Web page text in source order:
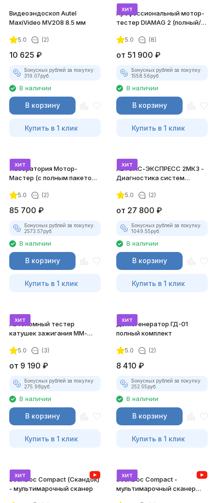
Видеоэндоскоп Autel
MaxiVideo MV208 8.5 мм
5.0 (2)
10 625 ₽
Бонусных рублей за покупку:
319.07руб.
В наличии
В корзину
Купить в 1 клик
хит
Профессиональный мотор-
тестер DIAMAG 2 (полный/
5.0 (8)
от 51 900 ₽
Бонусных рублей за покупку:
1558.56руб.
В наличии
В корзину
Купить в 1 клик
хит
Лаборатория Мотор-
Мастер (с полным пакетом
5.0 (2)
85 700 ₽
Бонусных рублей за покупку:
2573.57руб.
В наличии
В корзину
Купить в 1 клик
хит
АВТОАС-ЭКСПРЕСС 2МК3 -
Диагностика систем
5.0 (2)
от 27 800 ₽
Бонусных рублей за покупку:
1049.55руб.
В наличии
В корзину
Купить в 1 клик
хит
Автономный тестер
катушек зажигания ММ-
комплект)
5.0 (3)
от 9 190 ₽
Бонусных рублей за покупку:
275.98руб.
В наличии
В корзину
Купить в 1 клик
хит
Дымогенератор ГД-01
полный комплект
5.0 (2)
8 410 ₽
Бонусных рублей за покупку:
252.55руб.
В наличии
В корзину
Купить в 1 клик
хит
ScanDoc Compact (Скандок)
- мультимарочный сканер
хит
ScanDoc Compact -
мультимарочный сканер